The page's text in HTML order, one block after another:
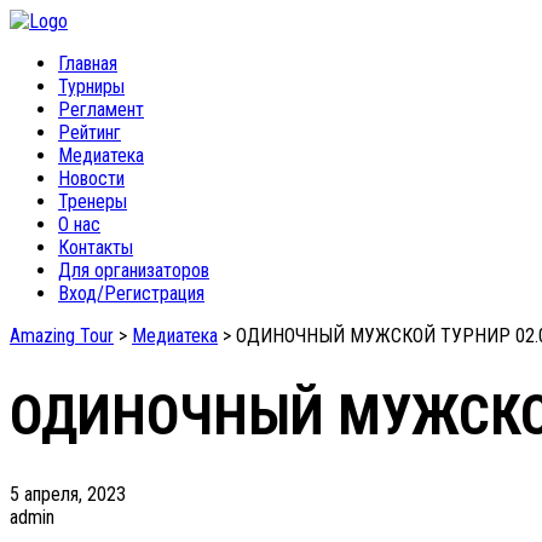
Главная
Турниры
Регламент
Рейтинг
Медиатека
Новости
Тренеры
О нас
Контакты
Для организаторов
Вход/Регистрация
Amazing Tour > Медиатека > ОДИНОЧНЫЙ МУЖСКОЙ ТУРНИР
ОДИНОЧНЫЙ
5 апреля, 2023
admin